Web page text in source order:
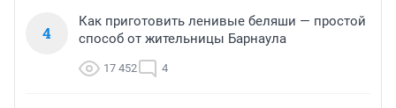
4
Как приготовить ленивые беляши — простой
способ от жительницы Барнаула
17 452 4